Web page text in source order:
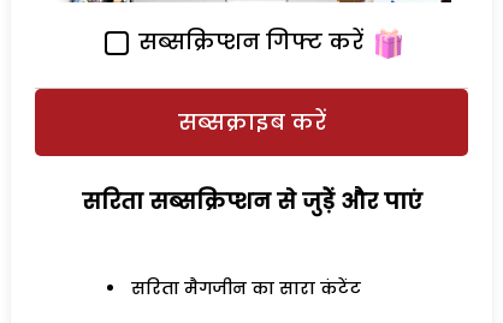
सब्सक्रिप्शन गिफ्ट करें
सब्सक्राइब करें
सरिता सब्सक्रिप्शन से जुड़ेें और पाएं
सरिता मैगजीन का सारा कंटेंट